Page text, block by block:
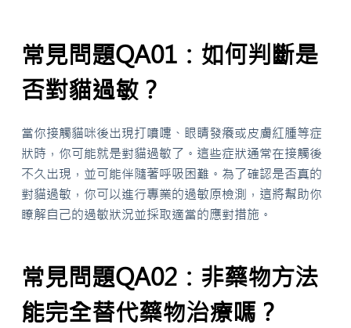
常見問題QA01：如何判斷是
否對貓過敏？
當你接觸貓咪後出現打噴嚏、眼睛發癢或皮膚紅腫等症
狀時，你可能就是對貓過敏了。這些症狀通常在接觸後
不久出現，並可能伴隨著呼吸困難。為了確認是否真的
對貓過敏，你可以進行專業的過敏原檢測，這將幫助你
瞭解自己的過敏狀況並採取適當的應對措施。
常見問題QA02：非藥物方法
能完全替代藥物治療嗎？